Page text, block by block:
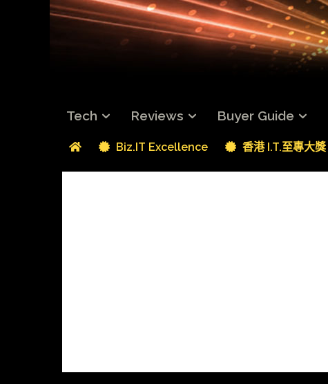
Tech Reviews Buyer Guide
Biz.IT Excellence 香港 I.T.至專大獎